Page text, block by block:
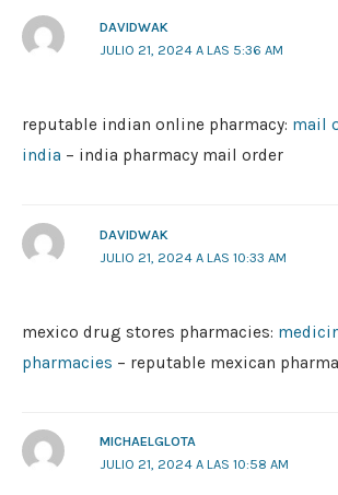
DAVIDWAK
JULIO 21, 2024 A LAS 5:36 AM
reputable indian online pharmacy: mail
india – india pharmacy mail order
DAVIDWAK
JULIO 21, 2024 A LAS 10:33 AM
mexico drug stores pharmacies:
pharmacies – reputable mexican
MICHAELGLOTA
JULIO 21, 2024 A LAS 10:58 AM